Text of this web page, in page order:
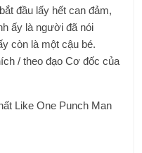
đầu lấy hết can đảm,
ấy là người đã nói
còn là một cậu bé.
/ theo đạo Cơ đốc của
Like One Punch Man